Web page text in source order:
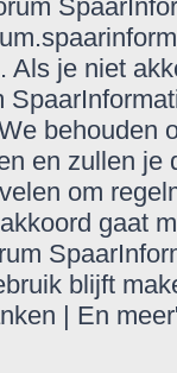
Als je niet
behouden
en zullen
om
gaat
blijft
| En